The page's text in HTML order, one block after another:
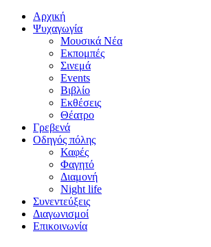
Αρχική
Ψυχαγωγία
Μουσικά Νέα
Εκπομπές
Σινεμά
Events
Βιβλίο
Εκθέσεις
Θέατρο
Γρεβενά
Οδηγός πόλης
Καφές
Φαγητό
Διαμονή
Night life
Συνεντεύξεις
Διαγωνισμοί
Επικοινωνία